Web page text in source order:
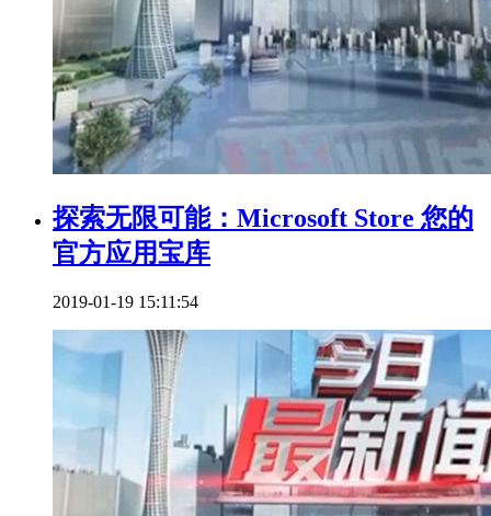
探索无限可能：Microsoft Store 您的
官方应用宝库
2019-01-19 15:11:54